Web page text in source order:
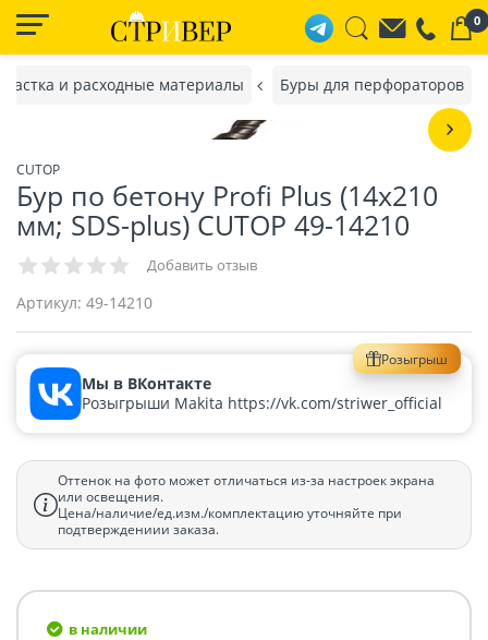
0
и расходные материалы Буры для перфораторов
CUTOP
Бур по бетону Profi Plus (14х210
мм; SDS-plus) CUTOP 49-14210
Добавить отзыв
Артикул: 49-14210
Розыгрыш
Мы в ВКонтакте
Розыгрыши Makita https://vk.com/striwer_official
Оттенок на фото может отличаться из-за настроек экрана
или освещения.
Цена/наличие/ед.изм./комплектацию уточняйте при
подтверждениии заказа.
в наличии